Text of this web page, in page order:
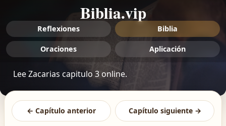
Biblia.vip
Reflexiones Biblia
Oraciones Aplicación
Lee Zacarias capitulo 3 online.
← Capítulo anterior Capítulo siguiente →